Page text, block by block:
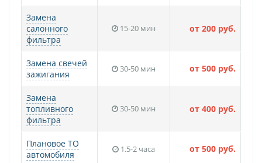
Замена
салонного
фильтра
15-20 мин от 200 руб.
Замена свечей
зажигания
30-50 мин от 500 руб.
Замена
топливного
фильтра
30-50 мин от 400 руб.
Плановое ТО
автомобиля
1.5-2 часа от 500 руб.